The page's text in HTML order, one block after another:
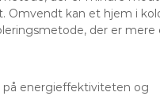
Omvendt kan et hjem i
der er
energieffektiviteten og